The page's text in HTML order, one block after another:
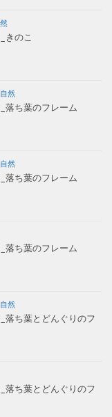
きのこ
自然
落ち葉のフレーム
自然
落ち葉のフレーム
落ち葉のフレーム
自然
落ち葉とどんぐりのフ
落ち葉とどんぐりのフ